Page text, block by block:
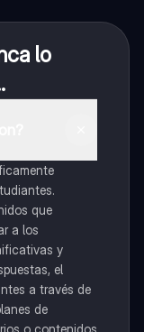
lo
que
a los
y
el
a través de
de